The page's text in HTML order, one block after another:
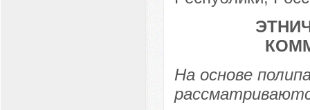
На основе